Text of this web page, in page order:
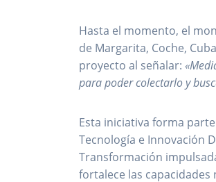
Hasta el momento, el
de Margarita, Coche,
proyecto al señalar:
para poder colectarlo y
Esta iniciativa forma
Tecnología e Innovación
Transformación
fortalece las